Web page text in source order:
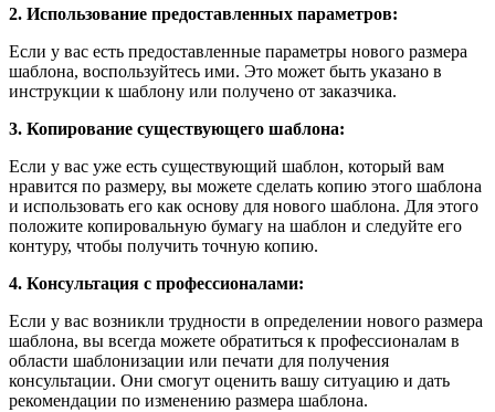
2. Использование предоставленных параметров:
Если у вас есть предоставленные параметры нового размера
шаблона, воспользуйтесь ими. Это может быть указано в
инструкции к шаблону или получено от заказчика.
3. Копирование существующего шаблона:
Если у вас уже есть существующий шаблон, который вам
нравится по размеру, вы можете сделать копию этого шаблона
и использовать его как основу для нового шаблона. Для этого
положите копировальную бумагу на шаблон и следуйте его
контуру, чтобы получить точную копию.
4. Консультация с профессионалами:
Если у вас возникли трудности в определении нового размера
шаблона, вы всегда можете обратиться к профессионалам в
области шаблонизации или печати для получения
консультации. Они смогут оценить вашу ситуацию и дать
рекомендации по изменению размера шаблона.